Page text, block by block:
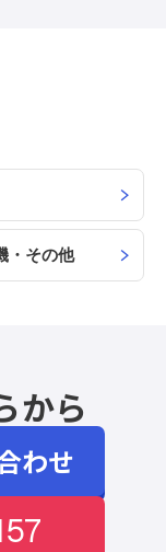
・その他
から
わせ